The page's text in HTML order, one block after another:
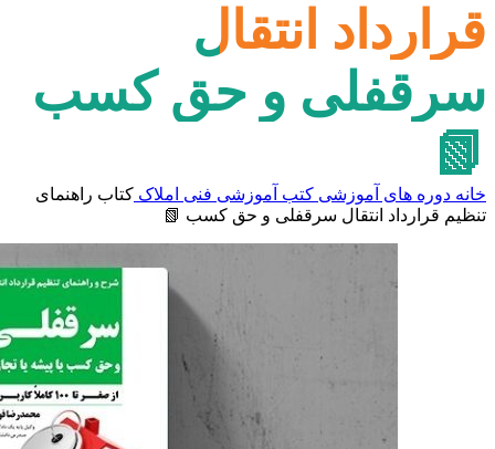
قرارداد انتقال
سرقفلی و حق کسب
📗
خانه دوره های آموزشی کتب آموزشی فنی املاک کتاب راهنمای
تنظیم قرارداد انتقال سرقفلی و حق کسب 📗